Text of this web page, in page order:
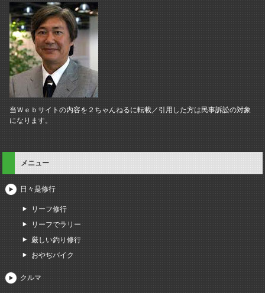
当Ｗｅｂサイトの内容を２ちゃんねるに転載／引用した方は民事訴訟の対象
になります。
メニュー
日々是修行
リーフ修行
リーフでラリー
厳しい釣り修行
おやぢバイク
クルマ